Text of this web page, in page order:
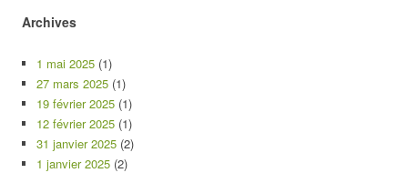
Archives
1 mai 2025 (1)
27 mars 2025 (1)
19 février 2025 (1)
12 février 2025 (1)
31 janvier 2025 (2)
1 janvier 2025 (2)